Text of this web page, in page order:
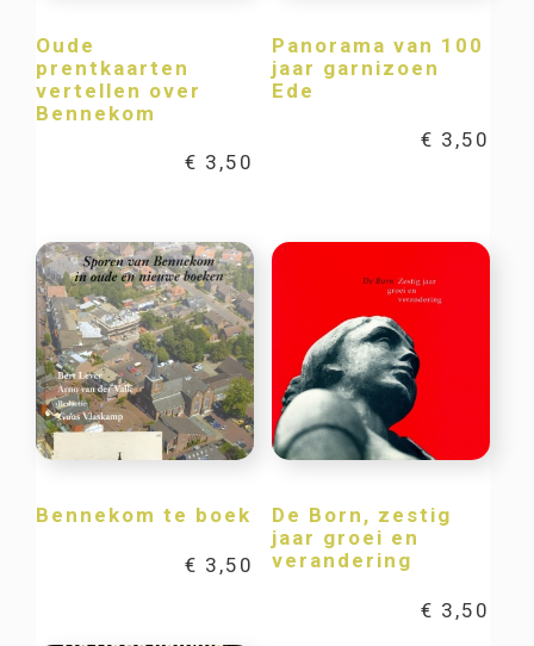
Oude
prentkaarten
vertellen over
Bennekom
€ 3,50
Panorama van 100
jaar garnizoen
Ede
€ 3,50
Bennekom te boek
€ 3,50
De Born, zestig
jaar groei en
verandering
€ 3,50